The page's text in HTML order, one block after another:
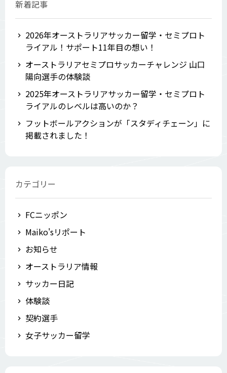
新着記事
2026年オーストラリアサッカー留学・セミプロト
ライアル！サポート11年目の想い！
オーストラリアセミプロサッカーチャレンジ 山口
陽向選手の体験談
2025年オーストラリアサッカー留学・セミプロト
ライアルのレベルは高いのか？
フットボールアクションが「スタディチェーン」に
掲載されました！
カテゴリー
FCニッポン
Maiko'sリポート
お知らせ
オーストラリア情報
サッカー日記
体験談
契約選手
女子サッカー留学